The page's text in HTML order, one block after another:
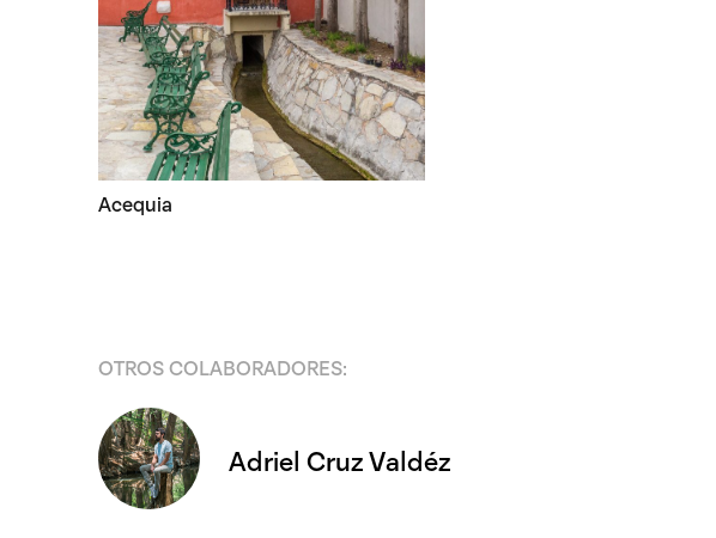
Acequia
OTROS COLABORADORES:
Adriel Cruz Valdéz